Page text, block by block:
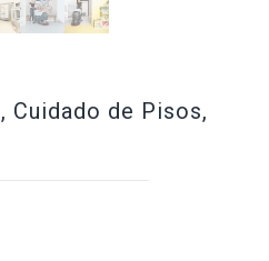
, Cuidado de Pisos,